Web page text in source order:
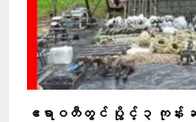
ဧရာဝတီတွင် ပွိုင့် ၃ ကုန်း